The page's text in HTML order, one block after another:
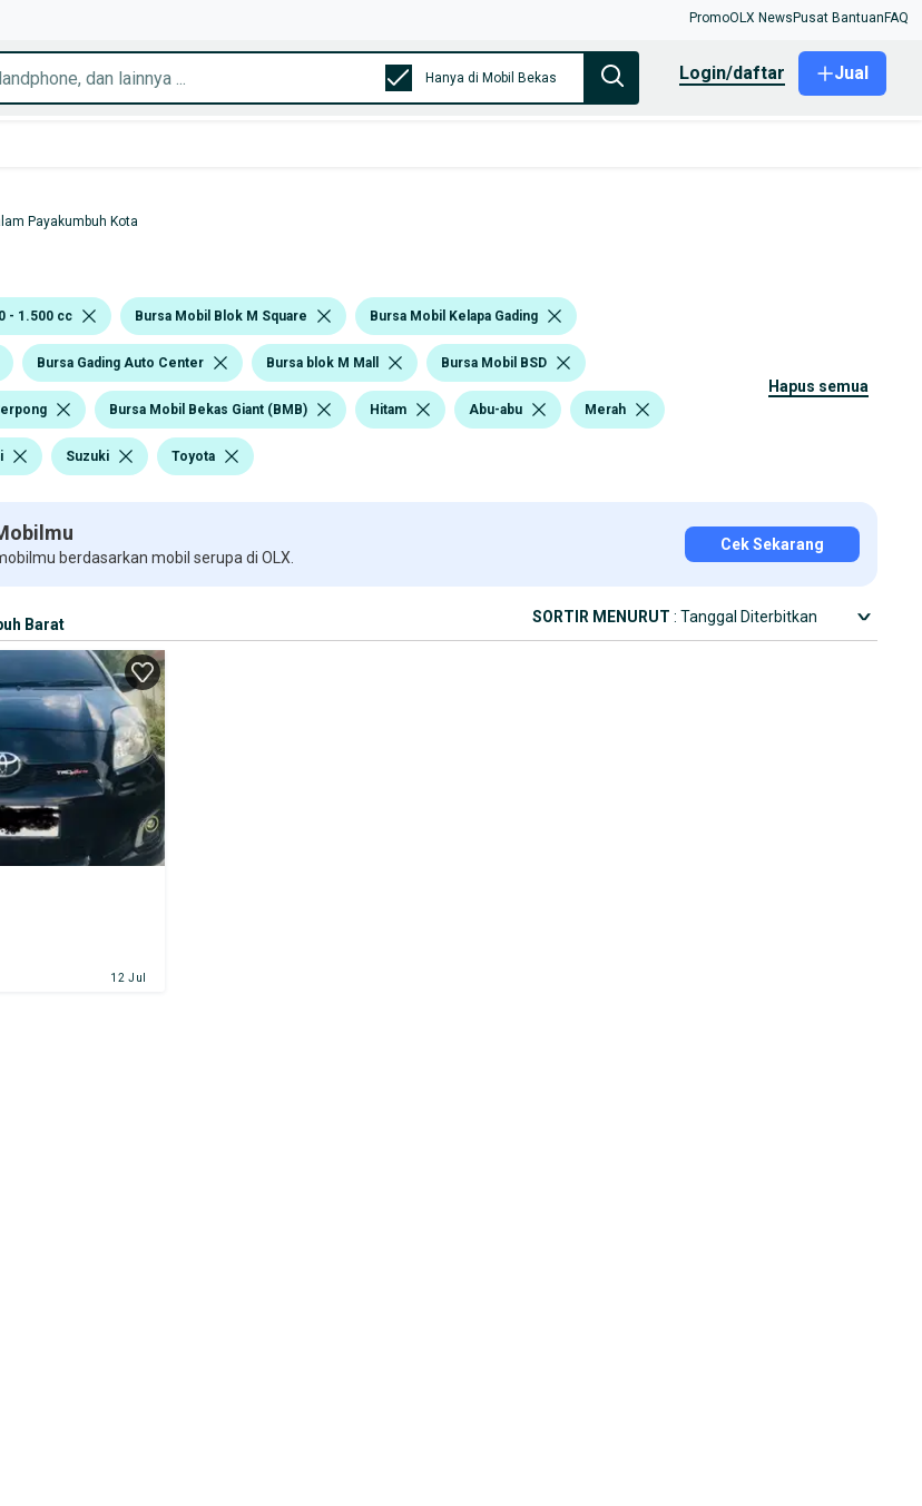
PromoOLX News Pusat Bantuan FAQ
Hanya di Mobil Bekas login/daftar Jual
Payakumbuh Kota
- 1.500 cc Bursa Mobil Blok M Square Bursa Mobil Kelapa Gading
Bursa Gading Auto Center Bursa blok M Mall Bursa Mobil BSD
Bursa Mobil Bekas Giant (BMB) Hitam Abu-abu Merah
Suzuki Toyota
hapus semua
berdasarkan mobil serupa di OLX.
Cek Sekarang
Barat SORTIR MENURUT : Tanggal Diterbitkan
12 Jul